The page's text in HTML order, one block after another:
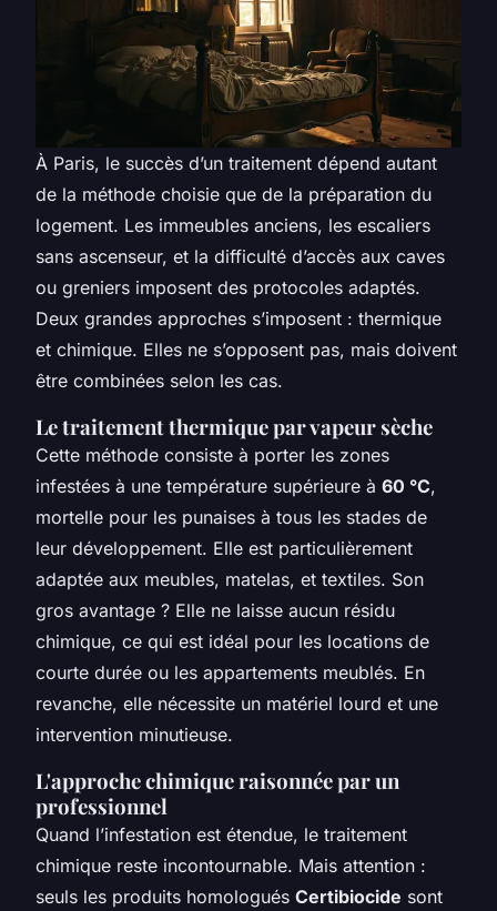
À Paris, le succès d’un traitement dépend autant
de la méthode choisie que de la préparation du
logement. Les immeubles anciens, les escaliers
sans ascenseur, et la difficulté d’accès aux caves
ou greniers imposent des protocoles adaptés.
Deux grandes approches s’imposent : thermique
et chimique. Elles ne s’opposent pas, mais doivent
être combinées selon les cas.
Le traitement thermique par vapeur sèche
Cette méthode consiste à porter les zones
infestées à une température supérieure à 60 °C,
mortelle pour les punaises à tous les stades de
leur développement. Elle est particulièrement
adaptée aux meubles, matelas, et textiles. Son
gros avantage ? Elle ne laisse aucun résidu
chimique, ce qui est idéal pour les locations de
courte durée ou les appartements meublés. En
revanche, elle nécessite un matériel lourd et une
intervention minutieuse.
L'approche chimique raisonnée par un
professionnel
Quand l’infestation est étendue, le traitement
chimique reste incontournable. Mais attention :
seuls les produits homologués Certibiocide sont